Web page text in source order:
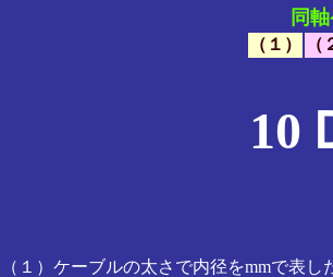
同
（１） （
10
（１）ケーブルの太さで内径をmmで表